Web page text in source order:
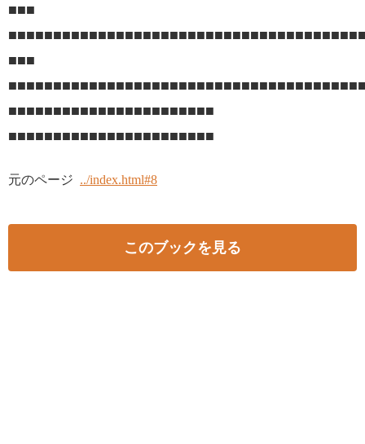
■■■
■■■
■■■■■■■■■■■■■■■■■■■■■■■
■■■■■■■■■■■■■■■■■■■■■■■
元のページ ../index.html#8
このブックを見る